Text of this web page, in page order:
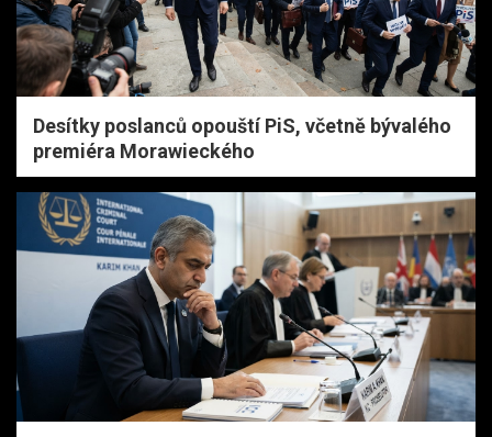
Desítky poslanců opouští PiS, včetně bývalého
premiéra Morawieckého